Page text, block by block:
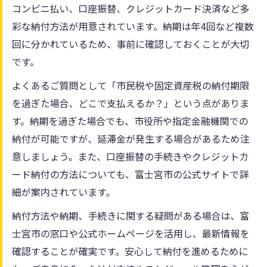
コンビニ払い、口座振替、クレジットカード決済など多
彩な納付方法が用意されています。納期は年4回など複数
回に分かれているため、事前に確認しておくことが大切
です。
よくあるご質問として「市民税や固定資産税の納付期限
を過ぎた場合、どこで支払えるか？」という点がありま
す。納期を過ぎた場合でも、市役所や指定金融機関での
納付が可能ですが、延滞金が発生する場合があるため注
意しましょう。また、口座振替の手続きやクレジットカ
ード納付の方法についても、富士宮市の公式サイトで詳
細が案内されています。
納付方法や納期、手続きに関する疑問がある場合は、富
士宮市の窓口や公式ホームページを活用し、最新情報を
確認することが確実です。安心して納付を進めるために